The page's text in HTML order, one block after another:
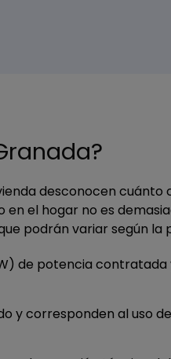
desconocen
el hogar no es
podrán variar según
de potencia
y corresponden al uso